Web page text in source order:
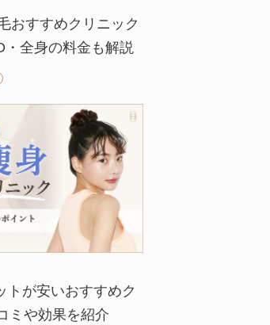
おすすめクリニック
・全身の料金も解説
トが安いおすすめク
ミや効果を紹介